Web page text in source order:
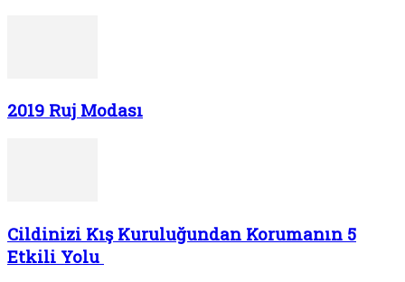
2019 Ruj Modası
Cildinizi Kış Kuruluğundan Korumanın 5
Etkili Yolu